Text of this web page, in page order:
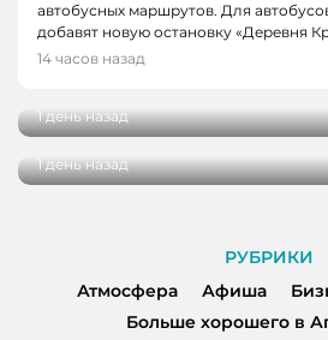
автобусных маршрутов. Для
добавят новую остановку «Деревня
14 часов назад
НОВОСТИ
В Кузбассе наградили
1 день назад
НОВОСТИ, НОВОСТИ
годом
1 день назад
РУБРИКИ
Атмосфера
Афиша
Больше хорошего в